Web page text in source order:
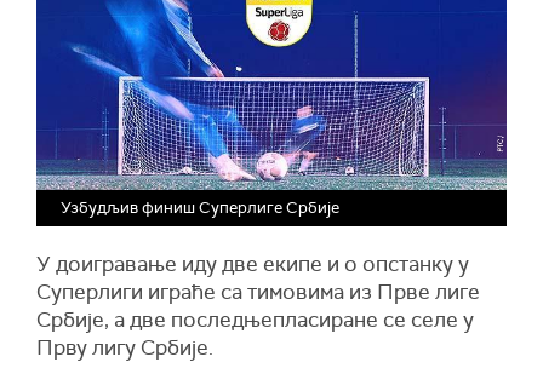
Узбудљив финиш Суперлиге Србије
У доигравање иду две екипе и о опстанку у
Суперлиги играће са тимовима из Прве лиге
Србије, а две последњепласиране се селе у
Прву лигу Србије.